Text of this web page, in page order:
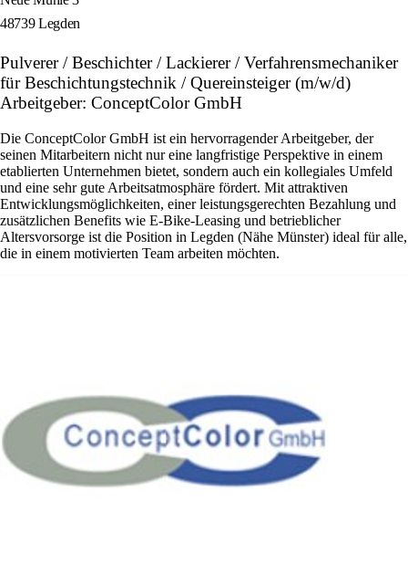
48739 Legden
Pulverer / Beschichter / Lackierer / Verfahrensmechaniker
für Beschichtungstechnik / Quereinsteiger (m/w/d)
Arbeitgeber: ConceptColor GmbH
Die ConceptColor GmbH ist ein hervorragender Arbeitgeber, der
seinen Mitarbeitern nicht nur eine langfristige Perspektive in einem
etablierten Unternehmen bietet, sondern auch ein kollegiales Umfeld
und eine sehr gute Arbeitsatmosphäre fördert. Mit attraktiven
Entwicklungsmöglichkeiten, einer leistungsgerechten Bezahlung und
zusätzlichen Benefits wie E-Bike-Leasing und betrieblicher
Altersvorsorge ist die Position in Legden (Nähe Münster) ideal für alle,
die in einem motivierten Team arbeiten möchten.